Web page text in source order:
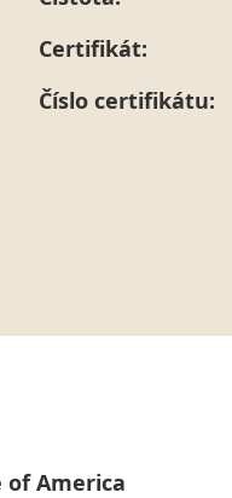
Certifikát:
Číslo certifikátu:
of America